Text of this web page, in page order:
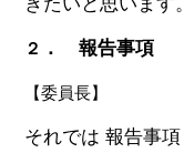
２ ． 報告事項
【委員長】
それでは 報告事